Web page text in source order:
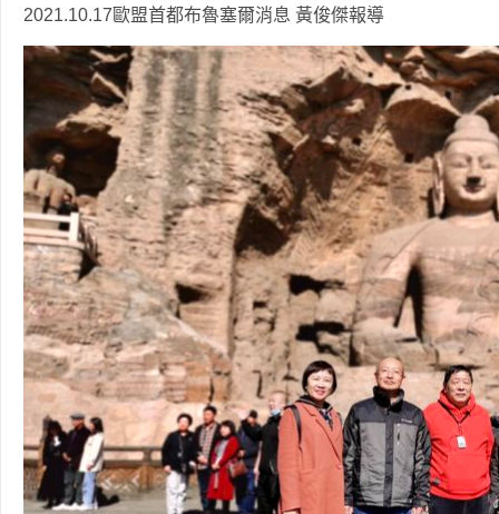
2021.10.17歐盟首都布魯塞爾消息 黃俊傑報導